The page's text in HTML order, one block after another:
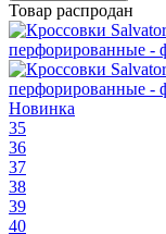
Товар распродан
Новинка
35
36
37
38
39
40